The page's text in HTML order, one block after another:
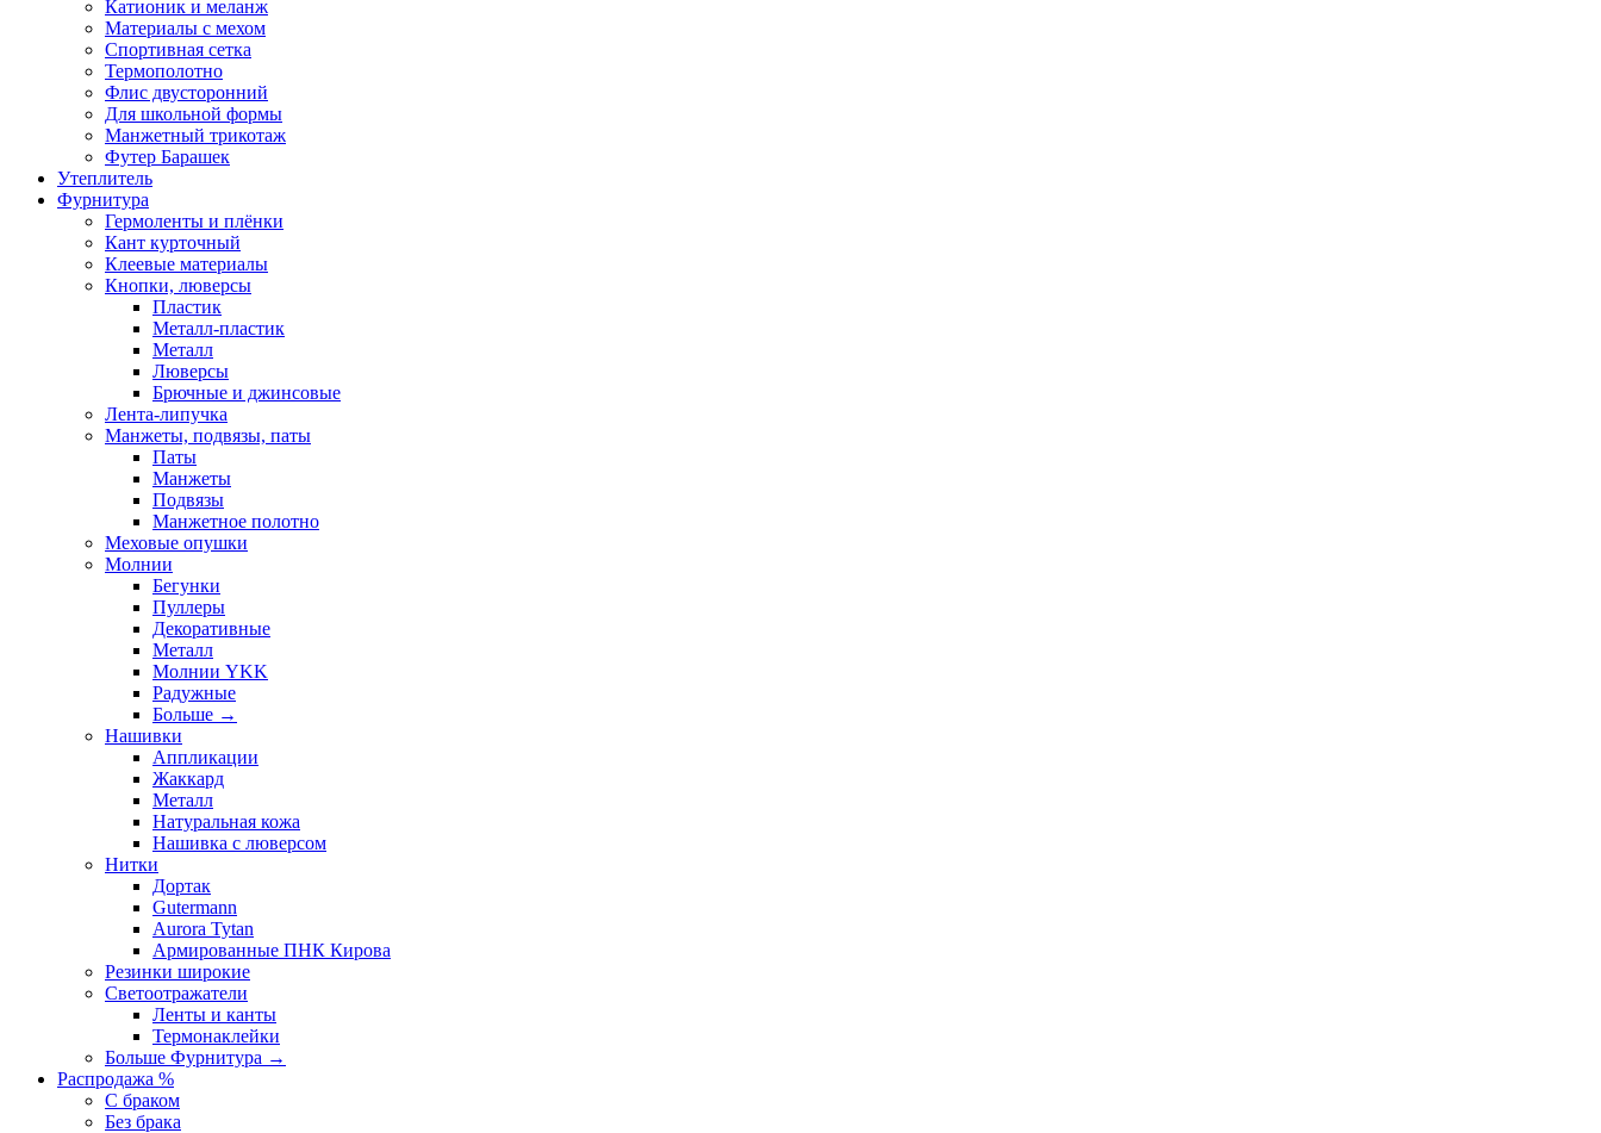
Катионик и меланж
Материалы с мехом
Спортивная сетка
Термополотно
Флис двусторонний
Для школьной формы
Манжетный трикотаж
Футер Барашек
Утеплитель
Фурнитура
Гермоленты и плёнки
Кант курточный
Клеевые материалы
Кнопки, люверсы
Пластик
Металл-пластик
Металл
Люверсы
Брючные и джинсовые
Лента-липучка
Манжеты, подвязы, паты
Паты
Манжеты
Подвязы
Манжетное полотно
Меховые опушки
Молнии
Бегунки
Пуллеры
Декоративные
Металл
Молнии YKK
Радужные
Больше →
Нашивки
Аппликации
Жаккард
Металл
Натуральная кожа
Нашивка с люверсом
Нитки
Дортак
Gutermann
Aurora Tytan
Армированные ПНК Кирова
Резинки широкие
Светоотражатели
Ленты и канты
Термонаклейки
Больше Фурнитура →
Распродажа %
С браком
Без брака